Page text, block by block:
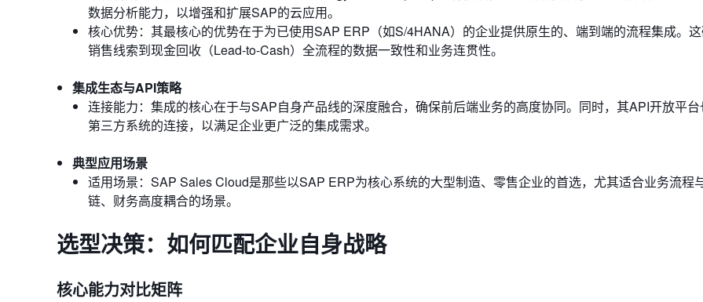
数据分析能力，以增强和扩展SAP的云应用。
核心优势：其最核心的优势在于为已使用SAP ERP（如S/4HANA）的企业提供原生的、端到端的流程集成。
销售线索到现金回收（Lead-to-Cash）全流程的数据一致性和业务连贯性。
集成生态与API策略
连接能力：集成的核心在于与SAP自身产品线的深度融合，确保前后端业务的高度协同。同时，其API开放平
第三方系统的连接，以满足企业更广泛的集成需求。
典型应用场景
适用场景：SAP Sales Cloud是那些以SAP ERP为核心系统的大型制造、零售企业的首选，尤其适合业务流程
链、财务高度耦合的场景。
选型决策：如何匹配企业自身战略
核心能力对比矩阵